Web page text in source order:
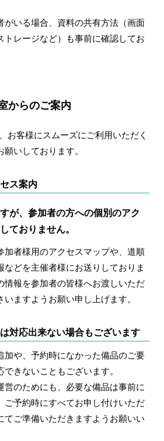
がいる場合、資料の共有方法（画面
トレージなど）も事前に確認してお
からのご案内
お客様にスムーズにご利用いただく
いしております。
ス案内
が、参加者の方への個別のアク
ておりません。
加者様用のアクセスマップや、道順
などを主催者様にお送りしておりま
情報を参加者の皆様へお渡しいただ
いますようお願い申し上げます。
対応出来ない場合もございます
加や、予約時になかった備品のご要
できないこともございます。
営のためにも、必要な備品は事前に
ご予約時にすべてお申し付けいただ
てご準備いただきますようお願いい